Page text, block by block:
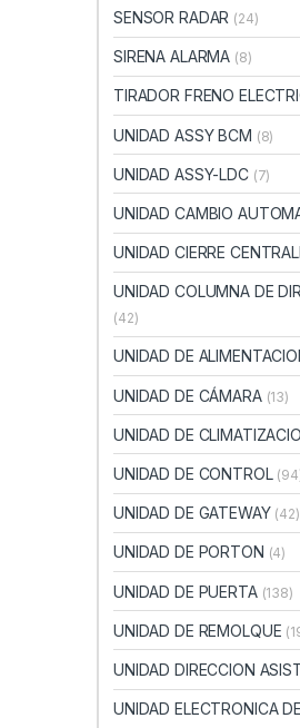
SENSOR RADAR (24)
SIRENA ALARMA (8)
TIRADOR FRENO
UNIDAD ASSY BCM (8)
UNIDAD ASSY-LDC (7)
UNIDAD CAMBIO
UNIDAD CIERRE
UNIDAD COLUMNA DE
(42)
UNIDAD DE
UNIDAD DE CÁMARA (13)
UNIDAD DE
UNIDAD DE CONTROL
UNIDAD DE GATEWAY (42)
UNIDAD DE PORTON (4)
UNIDAD DE PUERTA (138)
UNIDAD DE REMOLQUE
UNIDAD DIRECCION
UNIDAD ELECTRONICA